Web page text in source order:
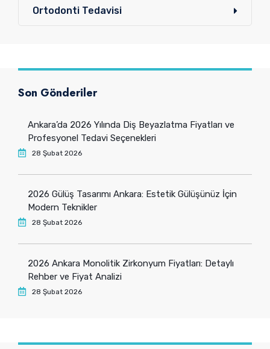
Ortodonti Tedavisi
Son Gönderiler
Ankara’da 2026 Yılında Diş Beyazlatma Fiyatları ve
Profesyonel Tedavi Seçenekleri
28 Şubat 2026
2026 Gülüş Tasarımı Ankara: Estetik Gülüşünüz İçin
Modern Teknikler
28 Şubat 2026
2026 Ankara Monolitik Zirkonyum Fiyatları: Detaylı
Rehber ve Fiyat Analizi
28 Şubat 2026